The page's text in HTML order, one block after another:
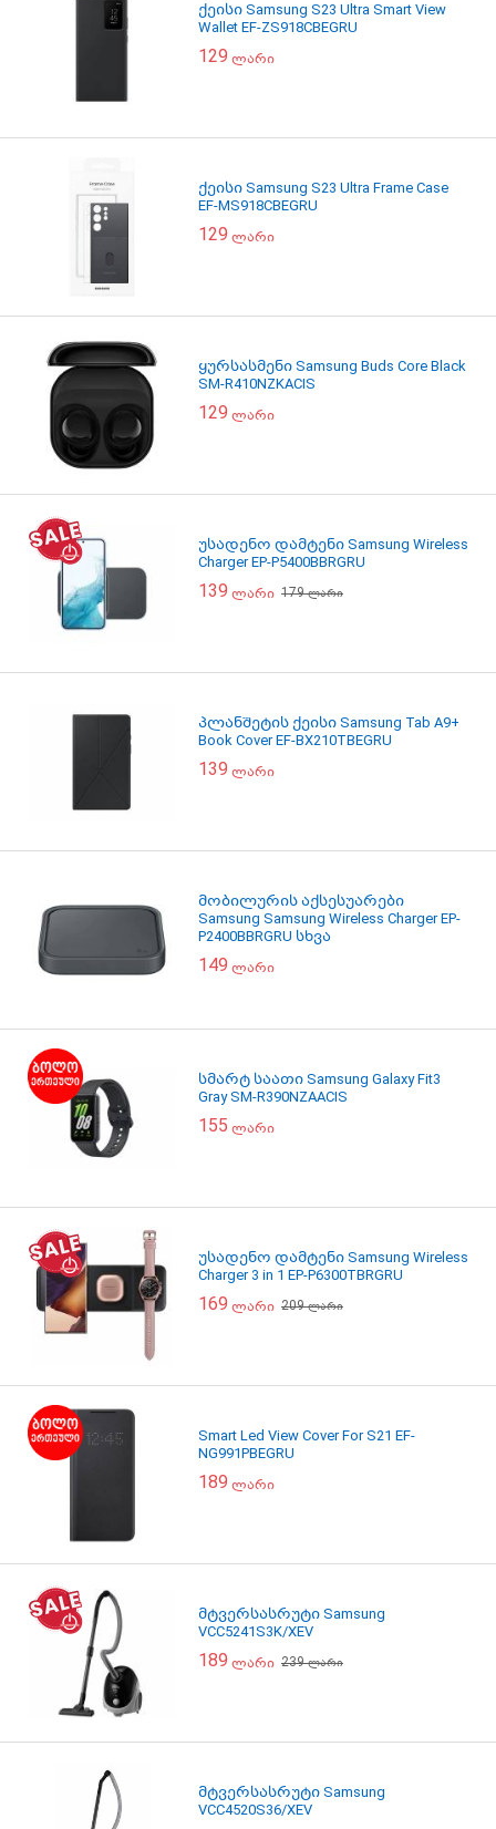
ქეისი Samsung S23 Ultra Smart View
Wallet EF-ZS918CBEGRU
129 ლარი
ქეისი Samsung S23 Ultra Frame Case
EF-MS918CBEGRU
129 ლარი
ყურსასმენი Samsung Buds Core Black
SM-R410NZKACIS
129 ლარი
უსადენო დამტენი Samsung Wireless
Charger EP-P5400BBRGRU
139 ლარი 179ლარი
პლანშეტის ქეისი Samsung Tab A9+
Book Cover EF-BX210TBEGRU
139 ლარი
მობილურის აქსესუარები
Samsung Samsung Wireless Charger EP-
P2400BBRGRU სხვა
149 ლარი
სმარტ საათი Samsung Galaxy Fit3
Gray SM-R390NZAACIS
155 ლარი
უსადენო დამტენი Samsung Wireless
Charger 3 in 1 EP-P6300TBRGRU
169 ლარი 209ლარი
Smart Led View Cover For S21 EF-
NG991PBEGRU
189 ლარი
მტვერსასრუტი Samsung
VCC5241S3K/XEV
189 ლარი 239ლარი
მტვერსასრუტი Samsung
VCC4520S36/XEV